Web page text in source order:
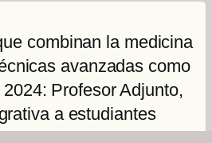
combinan la medicina
avanzadas como
Profesor Adjunto,
a estudiantes
Educación: Médico,